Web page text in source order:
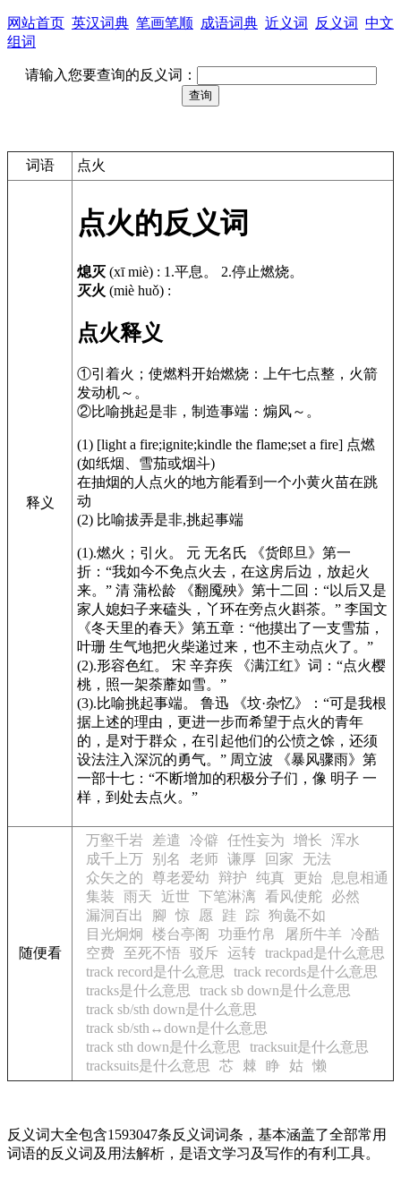
网站首页 英汉词典 笔画笔顺 成语词典 近义词 反义词 中文
组词
请输入您要查询的反义词：
词语 点火
释义
点火的反义词
熄灭 (xī miè) : 1.平息。 2.停止燃烧。
灭火 (miè huǒ) :
点火释义
①引着火；使燃料开始燃烧：上午七点整，火箭
发动机～。
②比喻挑起是非，制造事端：煽风～。
(1) [light a fire;ignite;kindle the flame;set a fire] 点燃
(如纸烟、雪茄或烟斗)
在抽烟的人点火的地方能看到一个小黄火苗在跳
动
(2) 比喻拔弄是非,挑起事端
(1).燃火；引火。 元 无名氏 《货郎旦》 第一
折：“我如今不免点火去，在这房后边，放起火
来。” 清 蒲松龄
《翻魇殃》 第十二回：“以后又是
家人媳妇子来磕头，丫环在旁点火斟茶。” 李国文
《冬天里的春天》 第五章：“他摸出了一支雪茄，
叶珊 生气地把火柴递过来，也不主动点火了。”
(2).形容色红。 宋 辛弃疾
《满江红》 词：“点火樱
桃，照一架荼蘼如雪。”
(3).比喻挑起事端。 鲁迅
《坟·杂忆》
：“可是我根
据上述的理由，更进一步而希望于点火的青年
的，是对于群众，在引起他们的公愤之馀，还须
设法注入深沉的勇气。” 周立波
《暴风骤雨》 第
一部十七：“不断增加的积极分子们，像 明子 一
样，到处去点火。”
随便看
万壑千岩 差遣 冷僻 任性妄为 增长
浑水
成千上万
别名 老师 谦厚 回家
无法
众矢之的
尊老爱幼 辩护 纯真 更始
息息相通
集装
雨天 近世 下笔淋漓 看风使舵
必然
漏洞百出
腳 惊 愿 跬 踪
狗彘不如
目光炯炯
楼台亭阁 功垂竹帛 屠所牛羊
冷酷
空费
至死不悟 驳斥 运转 trackpad是什么意思
track record是什么意思
track records是什么意思
tracks是什么意思
track sb down是什么意思
track sb/sth down是什么意思
track sb/sth↔down是什么意思
track sth down是什么意思
tracksuit是什么意思
tracksuits是什么意思
芯 棘 睁 姑 懒
反义词大全包含1593047条反义词词条，基本涵盖了全部常用
词语的反义词及用法解析，是语文学习及写作的有利工具。